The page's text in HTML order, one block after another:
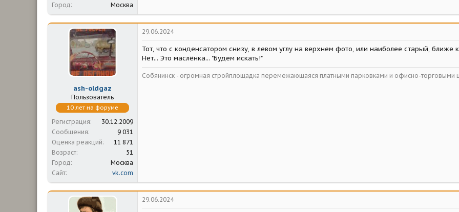
Город
Москва
ash-oldgaz
Пользователь
10 лет на форуме
Регистрация
30.12.2009
Сообщения
9 031
Оценка реакций
11 871
Возраст
51
Город
Москва
Сайт
vk.com
29.06.2024
Тот, что с конденсатором снизу, в левом углу на верхнем фото, или наиболее старый, ближе
Нет... Это маслёнка... "Будем искать!"
Собянинск - огромная стройплощадка перемежающаяся платными парковками и офисно-торговыми
29.06.2024